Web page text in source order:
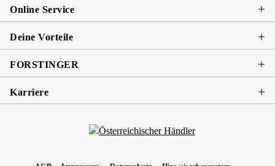
Online Service
Deine Vorteile
FORSTINGER
Karriere